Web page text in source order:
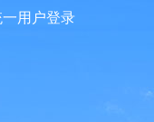
一用户登录